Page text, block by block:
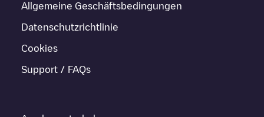
Allgemeine Geschäftsbedingungen
Datenschutzrichtlinie
Cookies
Support / FAQs